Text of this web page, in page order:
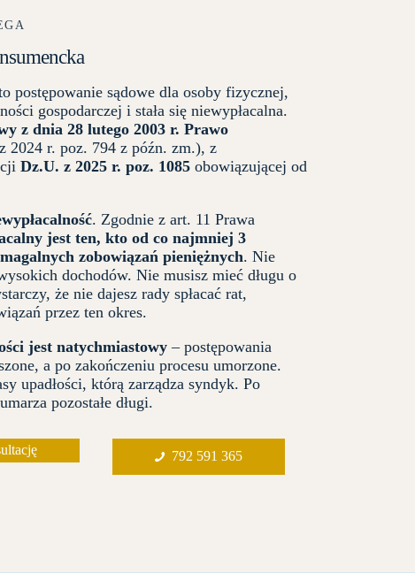
postępowanie sądowe dla osoby fizycznej,
gospodarczej i stała się niewypłacalna.
z dnia 28 lutego 2003 r. Prawo
r. poz. 794 z późn. zm.), z
Dz.U. z 2025 r. poz. 1085obowiązującej od
. Zgodnie z art. 11 Prawa
jest ten, kto od co najmniej 3
zobowiązań pieniężnych. Nie
dochodów. Nie musisz mieć długu o
że nie dajesz rady spłacać rat,
przez ten okres.
jest natychmiastowy– postępowania
a po zakończeniu procesu umorzone.
upadłości, którą zarządza syndyk. Po
pozostałe długi.
792 591 365